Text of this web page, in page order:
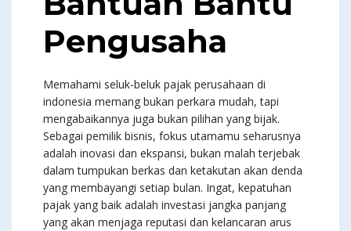
Pengusaha
Memahami seluk-beluk pajak perusahaan di
indonesia memang bukan perkara mudah, tapi
mengabaikannya juga bukan pilihan yang bijak.
Sebagai pemilik bisnis, fokus utamamu seharusnya
adalah inovasi dan ekspansi, bukan malah terjebak
dalam tumpukan berkas dan ketakutan akan denda
yang membayangi setiap bulan. Ingat, kepatuhan
pajak yang baik adalah investasi jangka panjang
yang akan menjaga reputasi dan kelancaran arus